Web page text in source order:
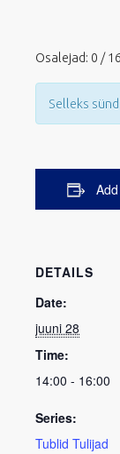
Osalejad: 0 / 16
Selleks
DETAILS
Date:
juuni 28
Time:
14:00 - 16:00
Series:
Tublid Tulijad